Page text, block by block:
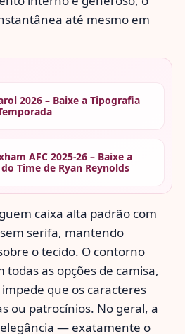
até mesmo em
2026 – Baixe a Tipografia
AFC 2025-26 – Baixe a
Time de Ryan Reynolds
caixa alta padrão com
serifa, mantendo
o tecido. O contorno
as opções de camisa,
que os caracteres
ou patrocínios. No geral, a
— exatamente o